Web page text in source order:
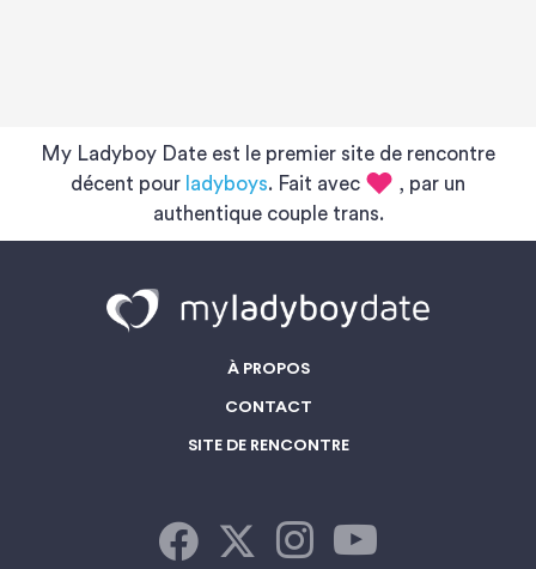
My Ladyboy Date est le premier site de rencontre
décent pour ladyboys. Fait avec
, par un
authentique couple trans.
À PROPOS
CONTACT
SITE DE RENCONTRE